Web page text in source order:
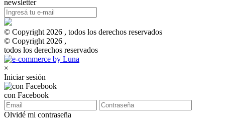
newsletter
© Copyright 2026 , todos los derechos reservados
© Copyright 2026 ,
todos los derechos reservados
×
Iniciar sesión
con Facebook
Olvidé mi contraseña